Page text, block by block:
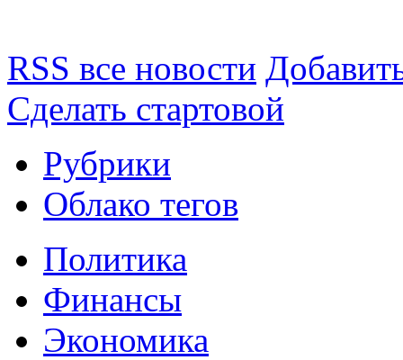
RSS все новости
Сделать стартовой
Рубрики
Облако тегов
Политика
Финансы
Экономика